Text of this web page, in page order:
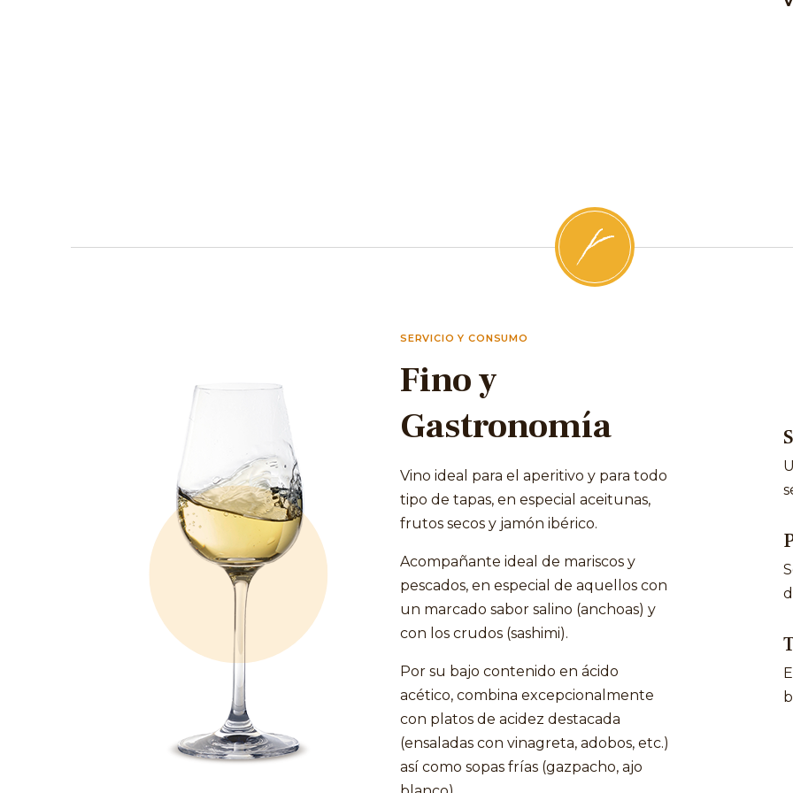
SERVICIO Y CONSUMO
Fino y
Gastronomía
Vino ideal para el aperitivo y para todo
tipo de tapas, en especial aceitunas,
frutos secos y jamón ibérico.
Acompañante ideal de mariscos y
pescados, en especial de aquellos con
un marcado sabor salino (anchoas) y
con los crudos (sashimi).
Por su bajo contenido en ácido
acético, combina excepcionalmente
con platos de acidez destacada
(ensaladas con vinagreta, adobos, etc.)
así como sopas frías (gazpacho, ajo